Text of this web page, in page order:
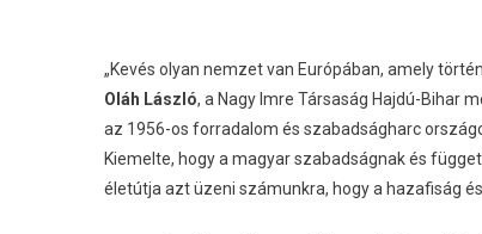
„Kevés olyan nemzet van Európában, amely
Oláh László, a Nagy Imre Társaság Hajdú-Bihar
az 1956-os forradalom és szabadságharc
Kiemelte, hogy a magyar szabadságnak és
életútja azt üzeni számunkra, hogy a hazafiság